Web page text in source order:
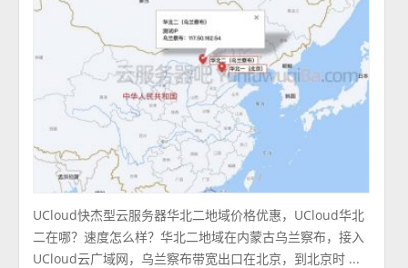
UCloud快杰型云服务器华北二地域价格优惠，UCloud华北
二在哪？速度怎么样？华北二地域在内蒙古乌兰察布，接入
UCloud云广域网，乌兰察布带宽出口在北京，到北京时 ...